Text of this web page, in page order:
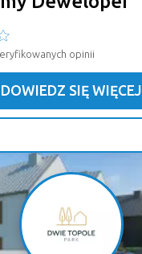
opinii
DOWIEDZ SIĘ WIĘCEJ